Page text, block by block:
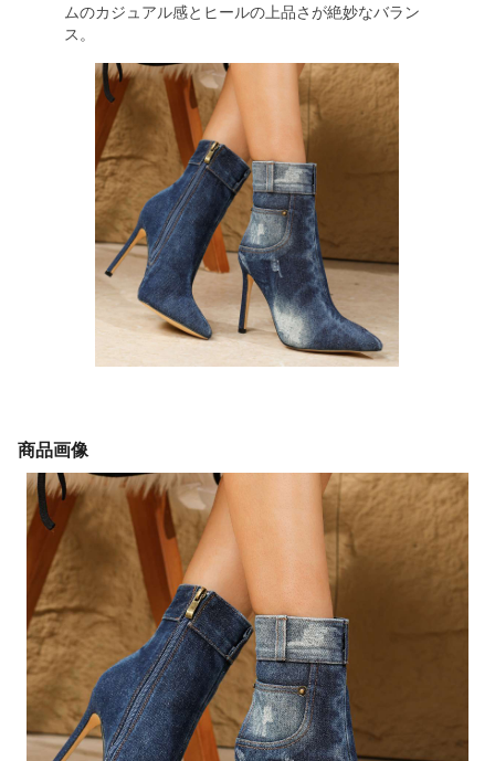
ムのカジュアル感とヒールの上品さが絶妙なバラン
ス。
商品画像